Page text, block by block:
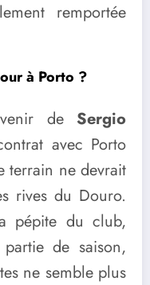
remportée
à Porto ?
de Sergio
avec Porto
terrain ne devrait
rives du Douro.
pépite du club,
de saison,
ne semble plus